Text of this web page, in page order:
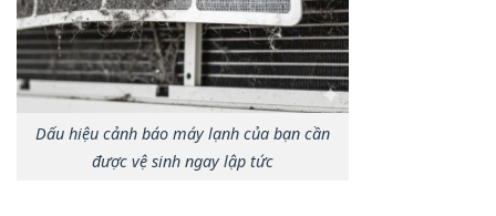
Dấu hiệu cảnh báo máy lạnh của bạn cần
được vệ sinh ngay lập tức